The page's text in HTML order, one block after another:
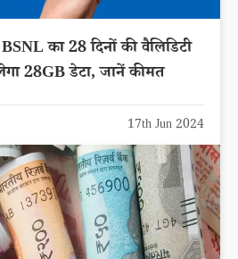
का 28 दिनों की वैलिडिटी
28GB डेटा, जानें कीमत
17th Jun 2024